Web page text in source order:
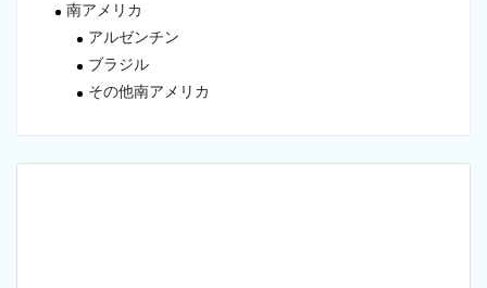
南アメリカ
アルゼンチン
ブラジル
その他南アメリカ